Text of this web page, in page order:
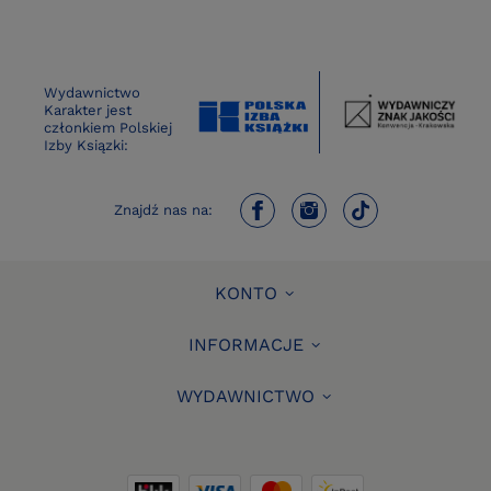
Wydawnictwo
Karakter jest
członkiem Polskiej
Izby Ksiązki:
Znajdź nas na:
KONTO
INFORMACJE
WYDAWNICTWO